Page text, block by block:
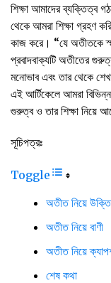
শিক্ষা আমাদের ব্যক্তিত্ব
থেকে আমরা শিক্ষা গ্রহণ
কাজ করে। “যে অতীতকে
প্রবাদবাক্যটি অতীতের
মনোভাব এবং তার থেকে
এই আর্টিকেলে আমরা
গুরুত্ব ও তার শিক্ষা নিয়ে
সূচিপত্রঃ
Toggle
অতীত নিয়ে উক্তি
অতীত নিয়ে বাণী
অতীত নিয়ে
শেষ কথা